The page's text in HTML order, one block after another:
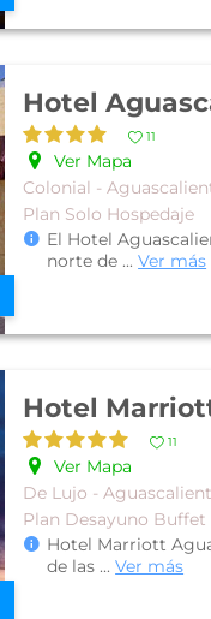
Hotel
11
Ver Mapa
Colonial -
Plan Solo Hospedaje
El Hotel
norte de ...Ver más
Hotel
11
Ver Mapa
De Lujo -
Plan Desayuno Buffet
Hotel Marriott
de las ...Ver más